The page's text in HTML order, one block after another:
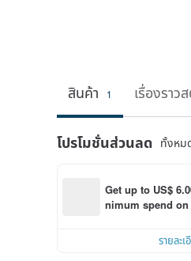
สินค้า 1 เรื่องราว
โปรโมชั่นส่วนลด ทั้งหม
Get up to US$
nimum spend
รายละเ